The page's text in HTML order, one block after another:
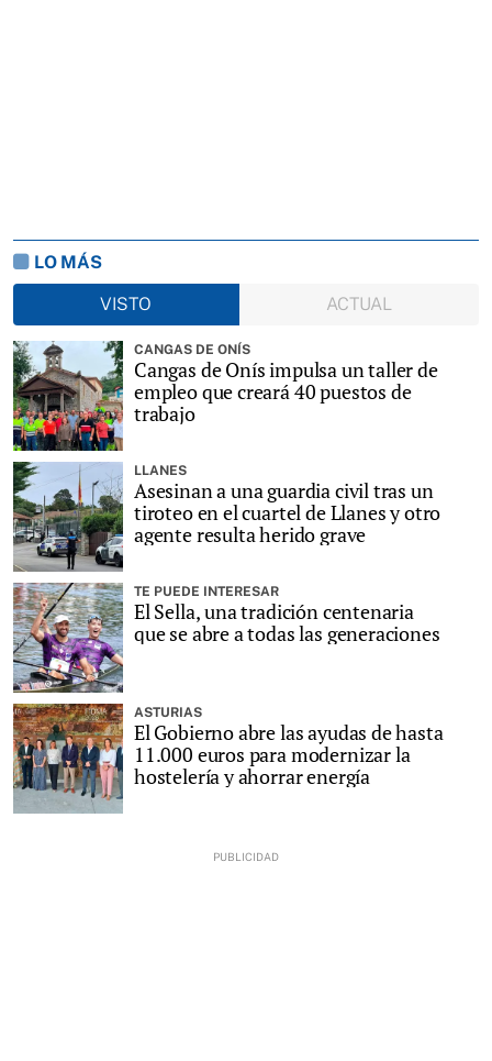
LO MÁS
VISTO
ACTUAL
CANGAS DE ONÍS
Cangas de Onís impulsa un taller de
empleo que creará 40 puestos de
trabajo
LLANES
Asesinan a una guardia civil tras un
tiroteo en el cuartel de Llanes y otro
agente resulta herido grave
TE PUEDE INTERESAR
El Sella, una tradición centenaria
que se abre a todas las generaciones
ASTURIAS
El Gobierno abre las ayudas de hasta
11.000 euros para modernizar la
hostelería y ahorrar energía